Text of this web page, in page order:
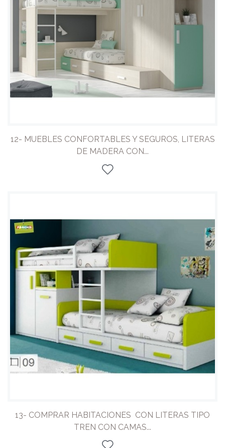
12- MUEBLES CONFORTABLES Y SEGUROS, LITERAS
DE MADERA CON...
13- COMPRAR HABITACIONES CON LITERAS TIPO
TREN CON CAMAS...